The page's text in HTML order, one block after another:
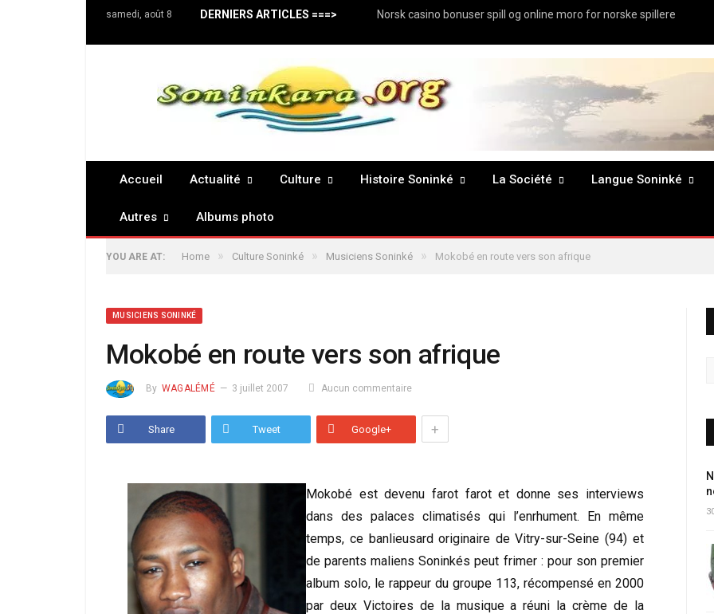
samedi, août 8 DERNIERS ARTICLES ===> Norsk casino bonuser spill og online moro for norske spillere
Accueil Actualité Culture Histoire Soninké La Société Langue Soninké
Autres Albums photo
YOU ARE AT: Home » Culture Soninké » Musiciens Soninké » Mokobé en route vers son afrique
MUSICIENS SONINKÉ
Mokobé en route vers son afrique
By WAGALÉMÉ 3 juillet 2007 Aucun commentaire
Share Tweet Google+ +
Mokobé est devenu farot farot et donne ses interviews
dans des palaces climatisés qui l’enrhument. En même
temps, ce banlieusard originaire de Vitry-sur-Seine (94) et
de parents maliens Soninkés peut frimer : pour son premier
album solo, le rappeur du groupe 113, récompensé en 2000
par deux Victoires de la musique a réuni la crème de la